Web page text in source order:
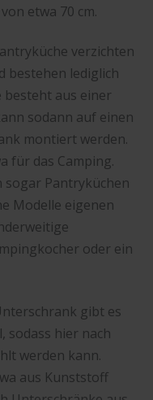
etwa 70 cm.
verzichten
bestehen lediglich
besteht aus einer
sodann auf einen
montiert werden.
für das Camping.
sogar Pantryküchen
Modelle eigenen
oder ein
gibt es
sodass hier nach
werden kann.
aus Kunststoff